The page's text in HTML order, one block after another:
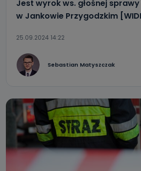
Jest wyrok ws. głośnej
w Jankowie Przygodzkim
25.09.2024 14:22
Sebastian Matyszczak